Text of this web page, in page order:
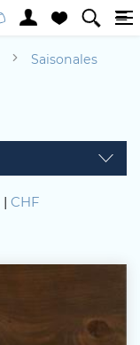
Saisonales
| CHF